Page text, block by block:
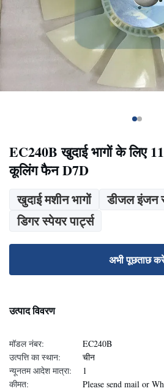
EC240B खुदाई भागों के लिए
कूलिंग फैन D7D
खुदाई मशीन भागों
डीजल इंजन
डिगर स्पेयर पार्ट्स
अभी पूछताछ
उत्पाद विवरण
मॉडल नंबर:
EC240B
उत्पत्ति का स्थान:
चीन
न्यूनतम आदेश मात्रा:
1
कीमत:
Please send mail or